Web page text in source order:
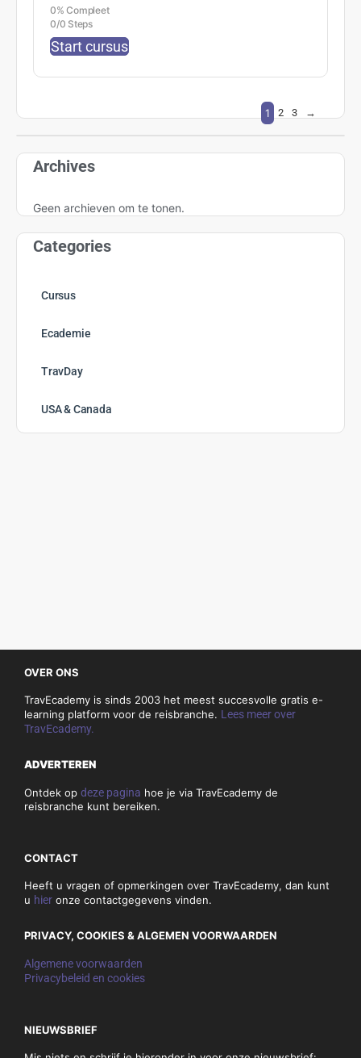
0% Compleet
0/0 Steps
Start cursus
1 2 3 →
Archives
Geen archieven om te tonen.
Categories
Cursus
Ecademie
TravDay
USA & Canada
OVER ONS
TravEcademy is sinds 2003 het meest succesvolle gratis e-
learning platform voor de reisbranche. Lees meer over
TravEcademy.
ADVERTEREN
Ontdek op deze pagina hoe je via TravEcademy de
reisbranche kunt bereiken.
CONTACT
Heeft u vragen of opmerkingen over TravEcademy, dan kunt
u hier onze contactgegevens vinden.
PRIVACY, COOKIES & ALGEMEN VOORWAARDEN
Algemene voorwaarden
Privacybeleid en cookies
NIEUWSBRIEF